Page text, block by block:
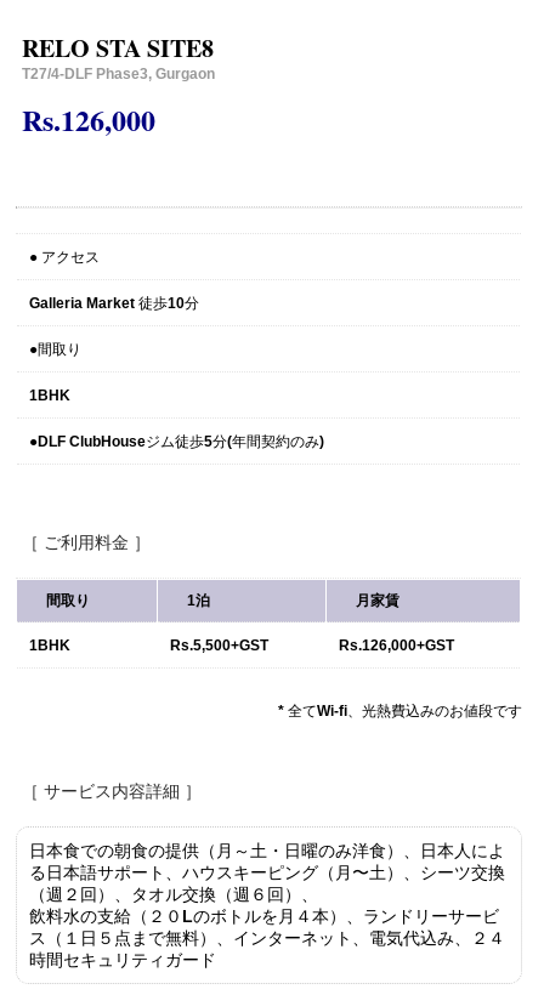
RELO STA SITE8
T27/4-DLF Phase3, Gurgaon
Rs.126,000
● アクセス
Galleria Market 徒歩10分
●間取り
1BHK
●DLF ClubHouseジム徒歩5分(年間契約のみ)
［ ご利用料金 ］
間取り 1泊 月家賃
1BHK Rs.5,500+GST Rs.126,000+GST
* 全てWi-fi、光熱費込みのお値段です
［ サービス内容詳細 ］
日本食での朝食の提供（月～土・日曜のみ洋食）、日本人によ
る日本語サポート、ハウスキーピング（月〜土）、シーツ交換
（週２回）、タオル交換（週６回）、
飲料水の支給（２０Lのボトルを月４本）、ランドリーサービ
ス（１日５点まで無料）、インターネット、電気代込み、２４
時間セキュリティガード